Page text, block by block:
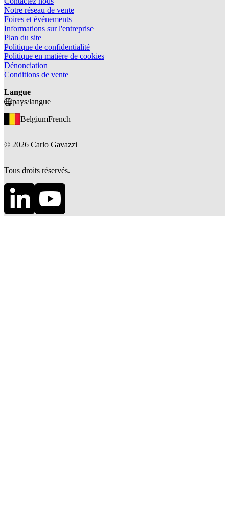
Notre réseau de vente
Foires et événements
Informations sur l'entreprise
Plan du site
Politique de confidentialité
Politique en matière de cookies
Dénonciation
Conditions de vente
Langue
pays/langue
BelgiumFrench
© 2026 Carlo Gavazzi
Tous droits réservés.